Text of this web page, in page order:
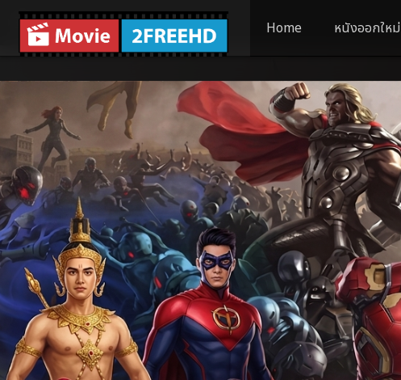
Home หนังออกใหม่